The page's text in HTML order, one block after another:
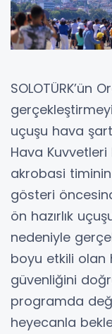
SOLOTÜRK’ün
uçuşu hava
Hava
akrobasi timinin
gösteri
ön hazırlık
nedeniyle
boyu etkili olan
güvenliğini
programda
heyecanla